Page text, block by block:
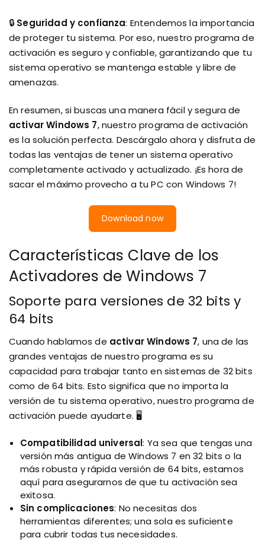
🔒 Seguridad y confianza: Entendemos la importancia
de proteger tu sistema. Por eso, nuestro programa de
activación es seguro y confiable, garantizando que tu
sistema operativo se mantenga estable y libre de
amenazas.
En resumen, si buscas una manera fácil y segura de
activar Windows 7, nuestro programa de activación
es la solución perfecta. Descárgalo ahora y disfruta de
todas las ventajas de tener un sistema operativo
completamente activado y actualizado. ¡Es hora de
sacar el máximo provecho a tu PC con Windows 7!
Download now
Características Clave de los
Activadores de Windows 7
Soporte para versiones de 32 bits y
64 bits
Cuando hablamos de activar Windows 7, una de las
grandes ventajas de nuestro programa es su
capacidad para trabajar tanto en sistemas de 32 bits
como de 64 bits. Esto significa que no importa la
versión de tu sistema operativo, nuestro programa de
activación puede ayudarte. 🖥️
Compatibilidad universal: Ya sea que tengas una
versión más antigua de Windows 7 en 32 bits o la
más robusta y rápida versión de 64 bits, estamos
aquí para asegurarnos de que tu activación sea
exitosa.
Sin complicaciones: No necesitas dos
herramientas diferentes; una sola es suficiente
para cubrir todas tus necesidades.